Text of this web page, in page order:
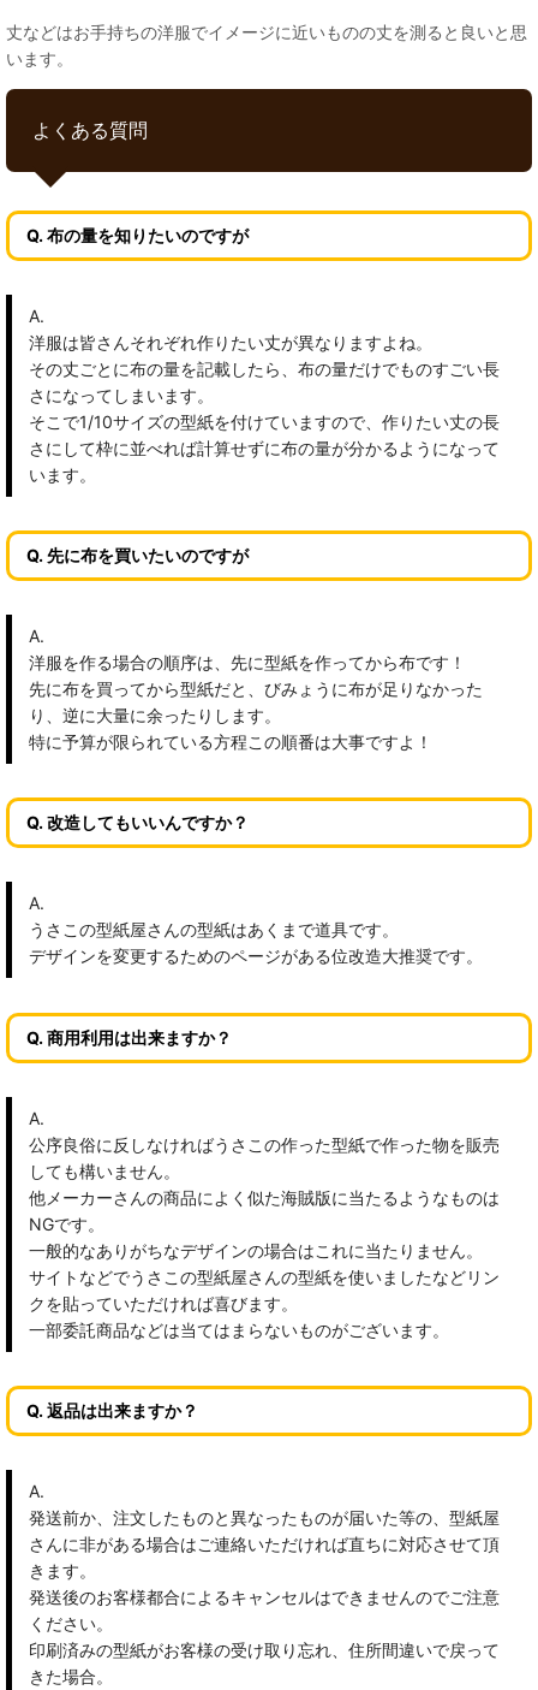
丈などはお手持ちの洋服でイメージに近いものの丈を測ると良いと思
います。
よくある質問
Q. 布の量を知りたいのですが
A.
洋服は皆さんそれぞれ作りたい丈が異なりますよね。
その丈ごとに布の量を記載したら、布の量だけでものすごい長
さになってしまいます。
そこで1/10サイズの型紙を付けていますので、作りたい丈の長
さにして枠に並べれば計算せずに布の量が分かるようになって
います。
Q. 先に布を買いたいのですが
A.
洋服を作る場合の順序は、先に型紙を作ってから布です！
先に布を買ってから型紙だと、びみょうに布が足りなかった
り、逆に大量に余ったりします。
特に予算が限られている方程この順番は大事ですよ！
Q. 改造してもいいんですか？
A.
うさこの型紙屋さんの型紙はあくまで道具です。
デザインを変更するためのページがある位改造大推奨です。
Q. 商用利用は出来ますか？
A.
公序良俗に反しなければうさこの作った型紙で作った物を販売
しても構いません。
他メーカーさんの商品によく似た海賊版に当たるようなものは
NGです。
一般的なありがちなデザインの場合はこれに当たりません。
サイトなどでうさこの型紙屋さんの型紙を使いましたなどリン
クを貼っていただければ喜びます。
一部委託商品などは当てはまらないものがございます。
Q. 返品は出来ますか？
A.
発送前か、注文したものと異なったものが届いた等の、型紙屋
さんに非がある場合はご連絡いただければ直ちに対応させて頂
きます。
発送後のお客様都合によるキャンセルはできませんのでご注意
ください。
印刷済みの型紙がお客様の受け取り忘れ、住所間違いで戻って
きた場合。